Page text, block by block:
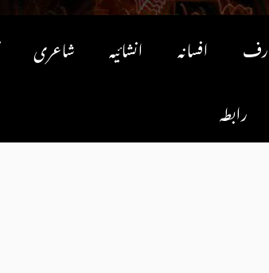
افسانہ انشائیہ شاعری
رابطہ